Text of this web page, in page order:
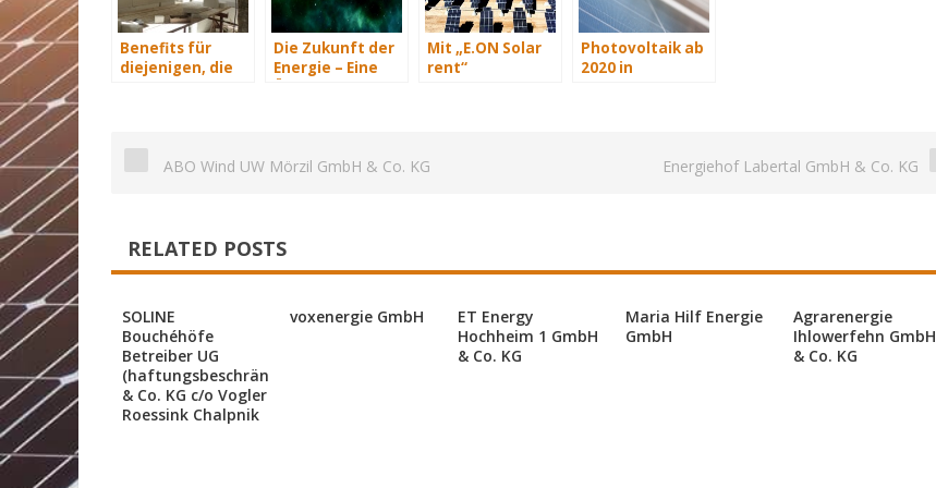
Benefits für
diejenigen, die
Die Zukunft der
Energie – Eine
Mit „E.ON Solar
rent“
teurer
Photovoltaik ab
2020 in
ABO Wind UW Mörzil GmbH & Co. KG Energiehof Labertal GmbH & Co. KG
RELATED POSTS
SOLINE
Bouchéhöfe
Betreiber UG
(haftungsbeschränkt)
& Co. KG c/o Vogler
Roessink Chalpnik
voxenergie GmbH
ET Energy
Hochheim 1 GmbH
& Co. KG
Maria Hilf Energie
GmbH
Agrarenergie
Ihlowerfehn GmbH
& Co. KG